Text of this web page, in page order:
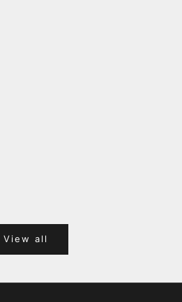
View all